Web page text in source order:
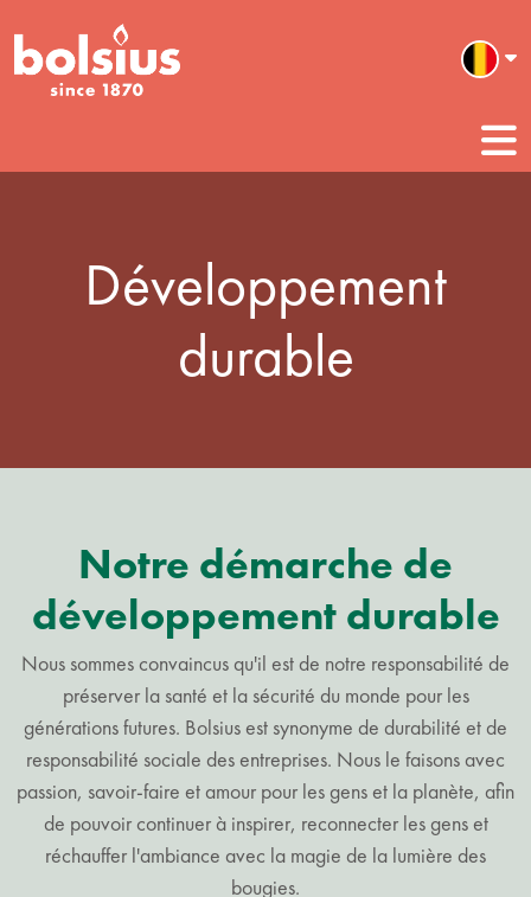
Développement
durable
Notre démarche de
développement durable
Nous sommes convaincus qu'il est de notre responsabilité de
préserver la santé et la sécurité du monde pour les
générations futures. Bolsius est synonyme de durabilité et de
responsabilité sociale des entreprises. Nous le faisons avec
passion, savoir-faire et amour pour les gens et la planète, afin
de pouvoir continuer à inspirer, reconnecter les gens et
réchauffer l'ambiance avec la magie de la lumière des
bougies.